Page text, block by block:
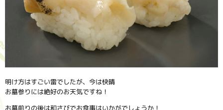
明け方はすごい雷でしたが、今は快晴
お墓参りには絶好のお天気ですね！
お墓前りの後は和さびでお食事はいかがでしょうか！